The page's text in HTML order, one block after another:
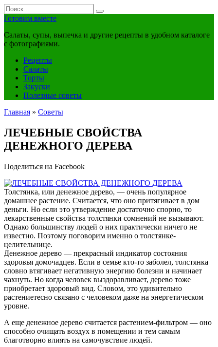
Перейти
к
Search
for:
Готовим вместе
Салаты, супы, выпечка и другие рецепты в удобном каталоге
с фотографиями.
Рецепты
Салаты
Торты
Закуски
Полезные советы
Главная » Советы
ЛЕЧЕБНЫЕ СВОЙСТВА
ДЕНЕЖНОГО ДЕРЕВА
Поделиться на Facebook
Толстянка, или денежное дерево, — очень популярное
домашнее растение. Считается, что оно притягивает в дом
деньги. Но если это утверждение достаточно спорно, то
лекарственные свойства толстянки сомнений не вызывают.
Однако большинству людей о них практически ничего не
известно. Поэтому поговорим именно о толстянке-
целительнице.
Денежное дерево — прекрасный индикатор состояния
здоровья домочадцев. Если в семье кто-то заболел, толстянка
словно втягивает негативную энергию болезни и начинает
чахнуть. Но когда человек выздоравливает, дерево тоже
приобретает здоровый вид. Словом, это удивительно
растениетесно связано с человеком даже на энергетическом
уровне.
А еще денежное дерево считается растением-фильтром — оно
способно очищать воздух в помещении и тем самым
благотворно влиять на самочувствие людей.